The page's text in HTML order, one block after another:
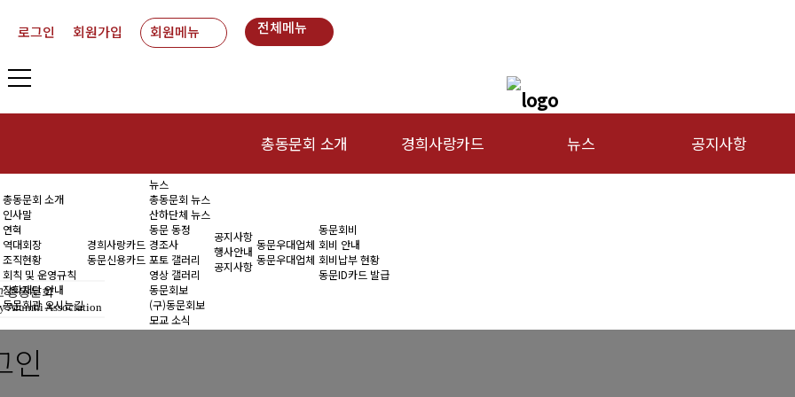
로그인 회원가입 회원메뉴 전체메뉴
총동문회 소개
연혁
역대회장
경희사랑카드 뉴스 공지사항
총동문회 소개
인사말
연혁
역대회장
조직현황
회칙 및 운영규칙
장학재단 안내
동문회관 오시는길
경희사랑카드
동문신용카드
뉴스
총동문회 뉴스
산하단체 뉴스
동문 동정
경조사
포토 갤러리
영상 갤러리
동문회보
(구)동문회보
모교 소식
공지사항
행사안내
공지사항
동문우대업체
동문우대업체
동문회비
회비 안내
회비납부 현황
동문ID카드 발급
총동문회
Alumni Association
인